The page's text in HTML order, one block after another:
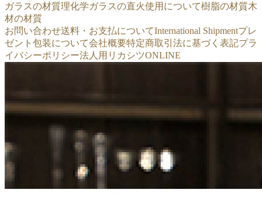
ガラスの材質理化学ガラスの直火使用について樹脂の材質木
材の材質
お問い合わせ送料・お支払についてInternational Shipmentプレ
ゼント包装について会社概要特定商取引法に基づく表記プラ
イバシーポリシー法人用リカシツONLINE